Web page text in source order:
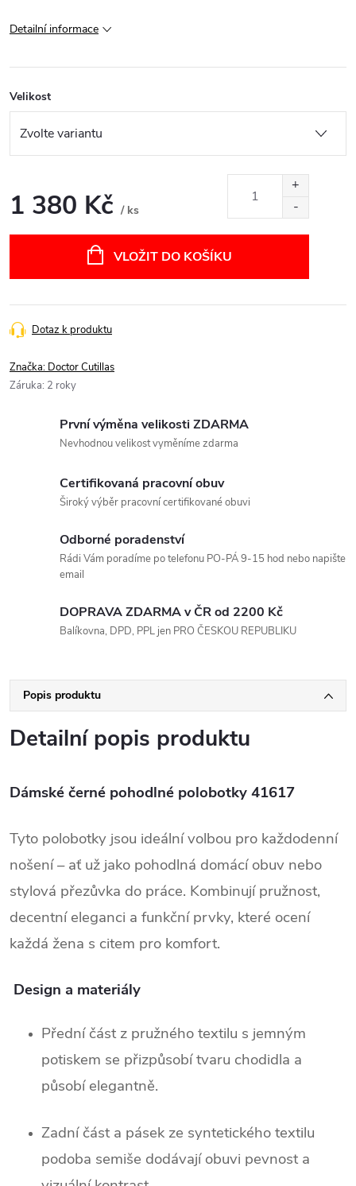
Detailní informace
Velikost
1 380 Kč / ks
VLOŽIT DO KOŠÍKU
Dotaz k produktu
Značka: Doctor Cutillas
Záruka: 2 roky
První výměna velikosti ZDARMA
Nevhodnou velikost vyměníme zdarma
Certifikovaná pracovní obuv
Široký výběr pracovní certifikované obuvi
Odborné poradenství
Rádi Vám poradíme po telefonu PO-PÁ 9-15 hod nebo napište
email
DOPRAVA ZDARMA v ČR od 2200 Kč
Balíkovna, DPD, PPL jen PRO ČESKOU REPUBLIKU
Popis produktu
Detailní popis produktu
Dámské černé pohodlné polobotky 41617
Tyto polobotky jsou ideální volbou pro každodenní
nošení – ať už jako pohodlná domácí obuv nebo
stylová přezůvka do práce. Kombinují pružnost,
decentní eleganci a funkční prvky, které ocení
každá žena s citem pro komfort.
Design a materiály
Přední část z pružného textilu s jemným
potiskem se přizpůsobí tvaru chodidla a
působí elegantně.
Zadní část a pásek ze syntetického textilu
podoba semiše dodávají obuvi pevnost a